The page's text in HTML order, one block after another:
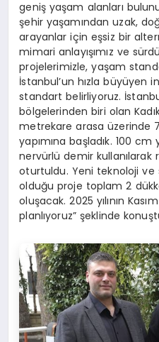
geniş yaşam alanları
şehir yaşamından uzak,
arayanlar için eşsiz bir
mimari anlayışımız ve
projelerimizle, yaşam
İstanbul’un hızla büyüyen
standart belirliyoruz.
bölgelerinden biri olan
metrekare arasa üzerinde
yapımına başladık. 100
nervürlü demir
oturtuldu. Yeni teknoloji ve
olduğu proje toplam 2
oluşacak. 2025 yılının
planlıyoruz” şeklinde